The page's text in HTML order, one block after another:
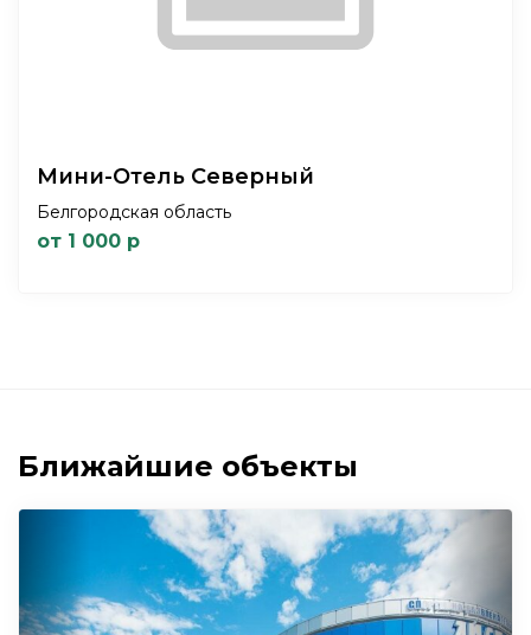
Мини-Отель Северный
Белгородская область
от 1 000 р
Ближайшие объекты